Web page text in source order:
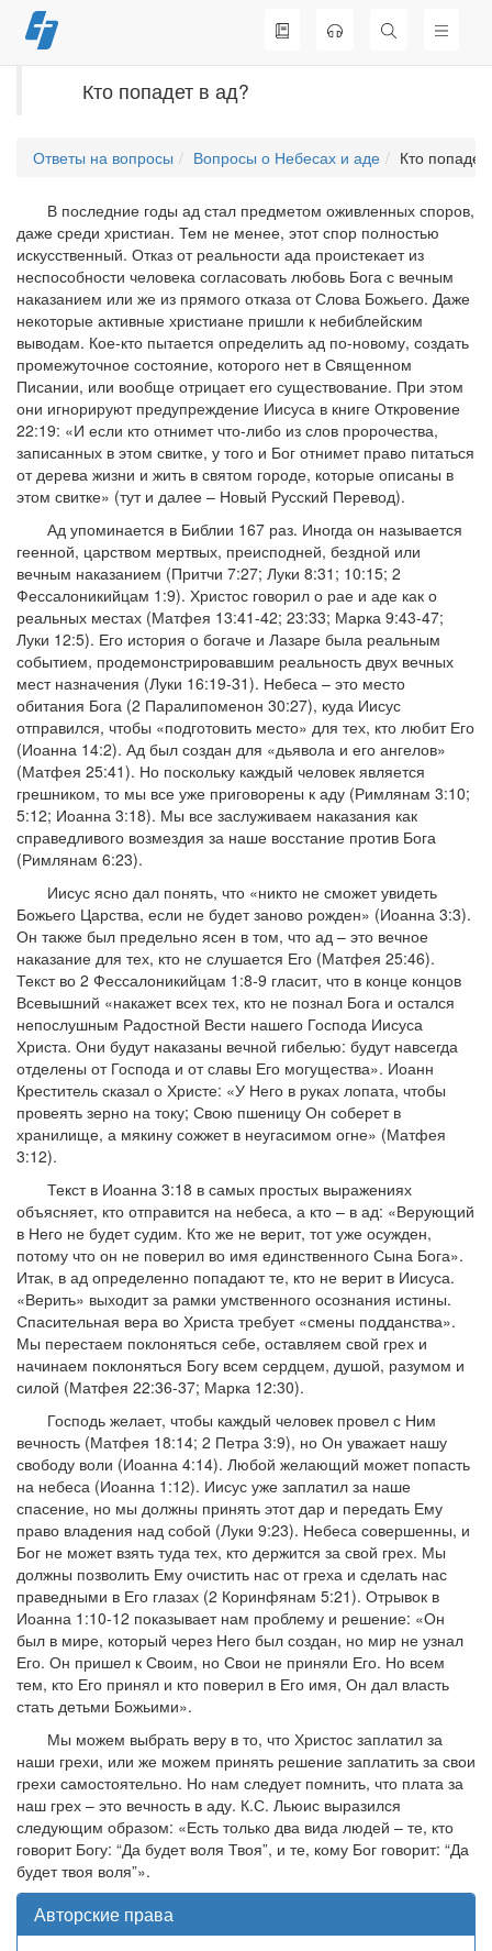
Перейти
к
Кто попадет в ад?
Ответы на вопросы Вопросы о Небесах и аде Кто
В последние годы ад стал предметом оживленных споров,
даже среди христиан. Тем не менее, этот спор полностью
искусственный. Отказ от реальности ада проистекает из
неспособности человека согласовать любовь Бога с вечным
наказанием или же из прямого отказа от Слова Божьего. Даже
некоторые активные христиане пришли к небиблейским
выводам. Кое-кто пытается определить ад по-новому, создать
промежуточное состояние, которого нет в Священном
Писании, или вообще отрицает его существование. При этом
они игнорируют предупреждение Иисуса в книге Откровение
22:19: «И если кто отнимет что-либо из слов пророчества,
записанных в этом свитке, у того и Бог отнимет право питаться
от дерева жизни и жить в святом городе, которые описаны в
этом свитке» (тут и далее – Новый Русский Перевод).
Ад упоминается в Библии 167 раз. Иногда он называется
геенной, царством мертвых, преисподней, бездной или
вечным наказанием (Притчи 7:27; Луки 8:31; 10:15; 2
Фессалоникийцам 1:9). Христос говорил о рае и аде как о
реальных местах (Матфея 13:41-42; 23:33; Марка 9:43-47;
Луки 12:5). Его история о богаче и Лазаре была реальным
событием, продемонстрировавшим реальность двух вечных
мест назначения (Луки 16:19-31). Небеса – это место
обитания Бога (2 Паралипоменон 30:27), куда Иисус
отправился, чтобы «подготовить место» для тех, кто любит Его
(Иоанна 14:2). Ад был создан для «дьявола и его ангелов»
(Матфея 25:41). Но поскольку каждый человек является
грешником, то мы все уже приговорены к аду (Римлянам 3:10;
5:12; Иоанна 3:18). Мы все заслуживаем наказания как
справедливого возмездия за наше восстание против Бога
(Римлянам 6:23).
Иисус ясно дал понять, что «никто не сможет увидеть
Божьего Царства, если не будет заново рожден» (Иоанна 3:3).
Он также был предельно ясен в том, что ад – это вечное
наказание для тех, кто не слушается Его (Матфея 25:46).
Текст во 2 Фессалоникийцам 1:8-9 гласит, что в конце концов
Всевышний «накажет всех тех, кто не познал Бога и остался
непослушным Радостной Вести нашего Господа Иисуса
Христа. Они будут наказаны вечной гибелью: будут навсегда
отделены от Господа и от славы Его могущества». Иоанн
Креститель сказал о Христе: «У Него в руках лопата, чтобы
провеять зерно на току; Свою пшеницу Он соберет в
хранилище, а мякину сожжет в неугасимом огне» (Матфея
3:12).
Текст в Иоанна 3:18 в самых простых выражениях
объясняет, кто отправится на небеса, а кто – в ад: «Верующий
в Него не будет судим. Кто же не верит, тот уже осужден,
потому что он не поверил во имя единственного Сына Бога».
Итак, в ад определенно попадают те, кто не верит в Иисуса.
«Верить» выходит за рамки умственного осознания истины.
Спасительная вера во Христа требует «смены подданства».
Мы перестаем поклоняться себе, оставляем свой грех и
начинаем поклоняться Богу всем сердцем, душой, разумом и
силой (Матфея 22:36-37; Марка 12:30).
Господь желает, чтобы каждый человек провел с Ним
вечность (Матфея 18:14; 2 Петра 3:9), но Он уважает нашу
свободу воли (Иоанна 4:14). Любой желающий может попасть
на небеса (Иоанна 1:12). Иисус уже заплатил за наше
спасение, но мы должны принять этот дар и передать Ему
право владения над собой (Луки 9:23). Небеса совершенны, и
Бог не может взять туда тех, кто держится за свой грех. Мы
должны позволить Ему очистить нас от греха и сделать нас
праведными в Его глазах (2 Коринфянам 5:21). Отрывок в
Иоанна 1:10-12 показывает нам проблему и решение: «Он
был в мире, который через Него был создан, но мир не узнал
Его. Он пришел к Своим, но Свои не приняли Его. Но всем
тем, кто Его принял и кто поверил в Его имя, Он дал власть
стать детьми Божьими».
Мы можем выбрать веру в то, что Христос заплатил за
наши грехи, или же можем принять решение заплатить за свои
грехи самостоятельно. Но нам следует помнить, что плата за
наш грех – это вечность в аду. К.С. Льюис выразился
следующим образом: «Есть только два вида людей – те, кто
говорит Богу: “Да будет воля Твоя”, и те, кому Бог говорит: “Да
будет твоя воля”».
Авторские права